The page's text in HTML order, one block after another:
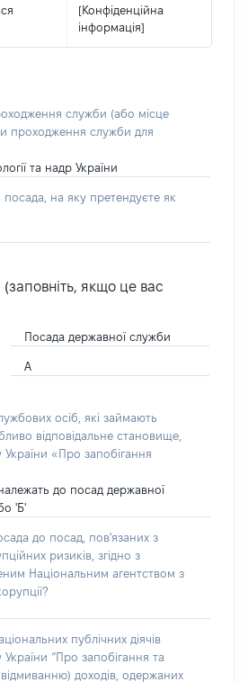
[Конфіденційна
інформація]
служби (або місце
проходження служби для
та надр України
посада, на яку претендуєте як
(заповніть, якщо це вас
Посада державної служби
А
осіб, які займають
відповідальне становище,
України «Про запобігання
до посад державної
'Б'
до посад, пов'язаних з
ризиків, згідно з
Національним агентством з
публічних діячів
“Про запобігання та
(відмиванню) доходів, одержаних